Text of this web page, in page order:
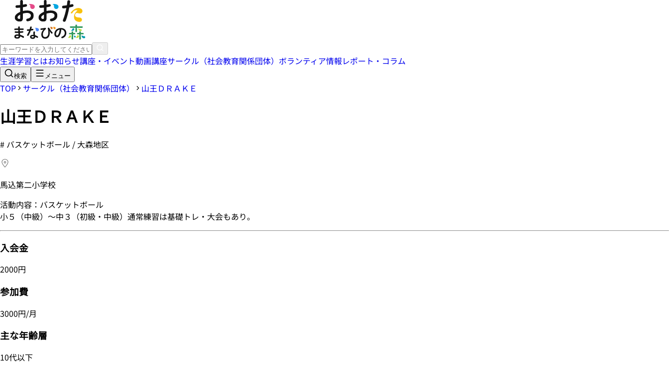
生涯学習とはお知らせ講座・イベント動画講座サークル（社会教育関係団体） ボランティア情報レポート・コラム
検索 メニュー
TOP サークル（社会教育関係団体） 山王ＤＲＡＫＥ
山王ＤＲＡＫＥ
# バスケットボール / 大森地区
馬込第二小学校
活動内容：バスケットボール
小５（中級）～中３（初級・中級）通常練習は基礎トレ・大会もあり。
入会金
2000円
参加費
3000円/月
主な年齢層
10代以下